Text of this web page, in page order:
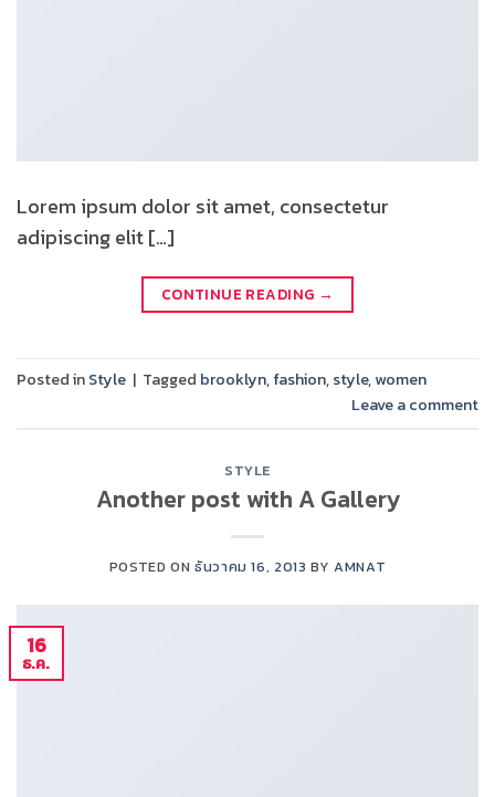
Lorem ipsum dolor sit amet, consectetur
adipiscing elit […]
CONTINUE READING →
Posted inStyle | Tagged brooklyn,fashion,style,women
Leave a comment
STYLE
Another post with A Gallery
POSTED ONธันวาคม 16, 2013 BYAMNAT
16
ธ.ค.